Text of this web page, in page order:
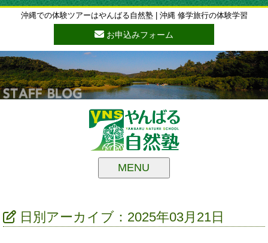
沖縄での体験ツアーはやんばる自然塾 | 沖縄 修学旅行の体験学習
お申込みフォーム
MENU
日別アーカイブ：2025年03月21日